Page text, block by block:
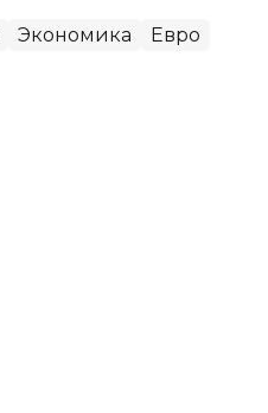
Экономика Евро